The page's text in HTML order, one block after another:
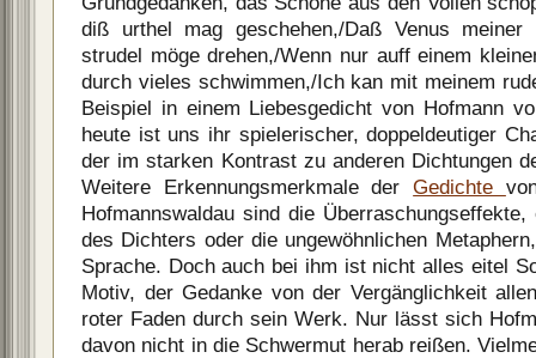
diß urthel mag geschehen,/Daß Venus
strudel möge drehen,/Wenn nur auff einem
durch vieles schwimmen,/Ich kan mit meinem
Beispiel in einem Liebesgedicht von Hofmann
heute ist uns ihr spielerischer, doppeldeutiger
der im starken Kontrast zu anderen Dichtungen
Weitere Erkennungsmerkmale derGedichte
Hofmannswaldau sind die
des Dichters oder die ungewöhnlichen
Sprache. Doch auch bei ihm ist nicht alles eitel
Motiv, der Gedanke von der Vergänglichkeit
roter Faden durch sein Werk. Nur lässt sich
davon nicht in die Schwermut herab reißen.